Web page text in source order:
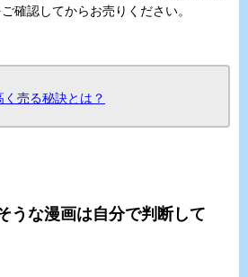
確認してからお売りください。
売る秘訣とは？
うな漫画は自分で判断して